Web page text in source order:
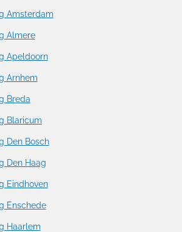
Amsterdam
Almere
Apeldoorn
Arnhem
Breda
Blaricum
Den Bosch
Den Haag
Eindhoven
Enschede
Haarlem